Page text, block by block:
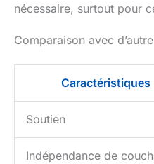
nécessaire, surtout pour
Comparaison avec
Caractéristiques
Soutien
Indépendance de